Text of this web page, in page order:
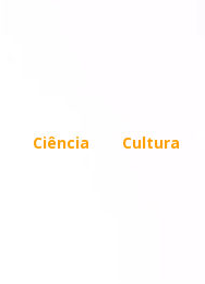
Ciência Cultura